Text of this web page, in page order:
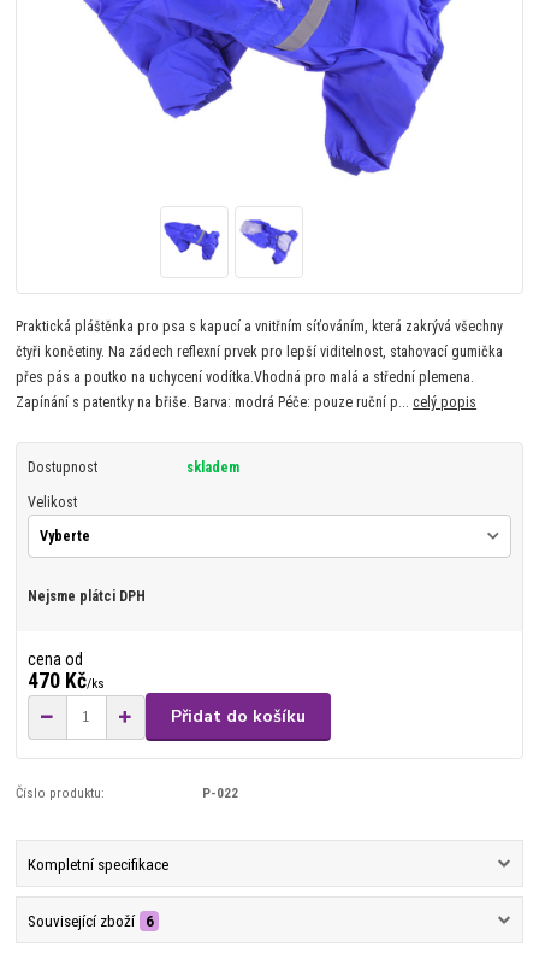
Praktická pláštěnka pro psa s kapucí a vnitřním síťováním, která zakrývá všechny
čtyři končetiny. Na zádech reflexní prvek pro lepší viditelnost, stahovací gumička
přes pás a poutko na uchycení vodítka.Vhodná pro malá a střední plemena.
Zapínání s patentky na břiše. Barva: modrá Péče: pouze ruční p...celý popis
Dostupnost skladem
Velikost
Nejsme plátci DPH
cena od
470 Kč/ks
Přidat do košíku
Číslo produktu: P-022
Kompletní specifikace
Související zboží 6